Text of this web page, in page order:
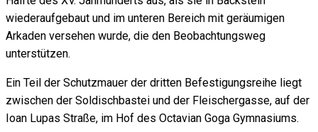
wiederaufgebaut und im unteren Bereich mit geräumigen
Arkaden versehen wurde, die den Beobachtungsweg
unterstützen.
Ein Teil der Schutzmauer der dritten Befestigungsreihe liegt
zwischen der Soldischbastei und der Fleischergasse, auf der
Ioan Lupas Straße, im Hof des Octavian Goga Gymnasiums.